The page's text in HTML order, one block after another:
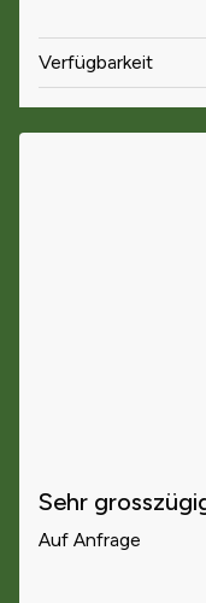
Verfügbarkeit
Sehr
Auf Anfrage